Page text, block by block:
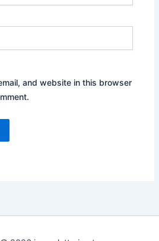
and website in this browser